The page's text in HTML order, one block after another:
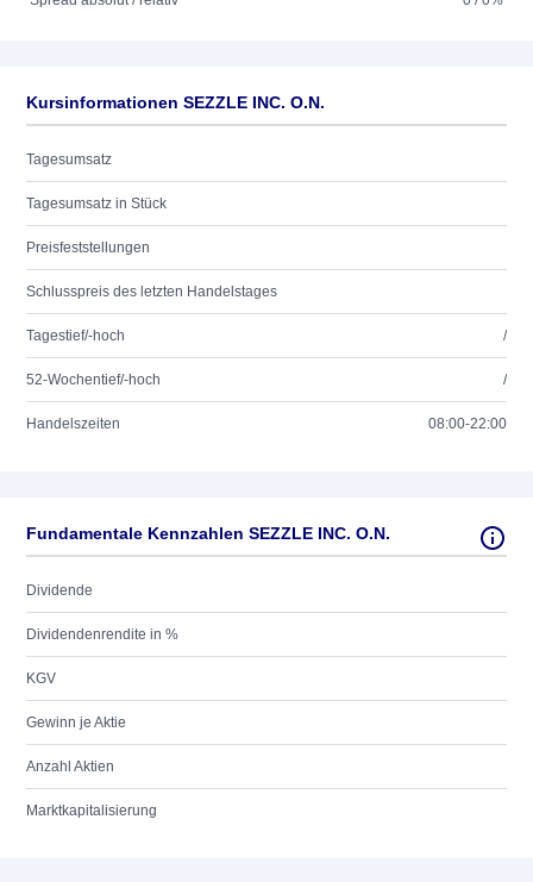
Kursinformationen SEZZLE INC. O.N.
Tagesumsatz
Tagesumsatz in Stück
Preisfeststellungen
Schlusspreis des letzten Handelstages
Tagestief/-hoch /
52-Wochentief/-hoch /
Handelszeiten 08:00-22:00
Fundamentale Kennzahlen SEZZLE INC. O.N.
Dividende
Dividendenrendite in %
KGV
Gewinn je Aktie
Anzahl Aktien
Marktkapitalisierung